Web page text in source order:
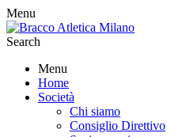
Menu
Search
Menu
Home
Società
Chi siamo
Consiglio Direttivo